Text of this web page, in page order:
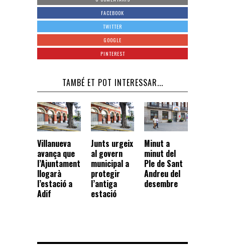
FACEBOOK
TWITTER
GOOGLE
PINTEREST
TAMBÉ ET POT INTERESSAR...
Villanueva
avança que
l’Ajuntament
llogarà
l’estació a
Adif
Junts urgeix
al govern
municipal a
protegir
l’antiga
estació
Minut a
minut del
Ple de Sant
Andreu del
desembre